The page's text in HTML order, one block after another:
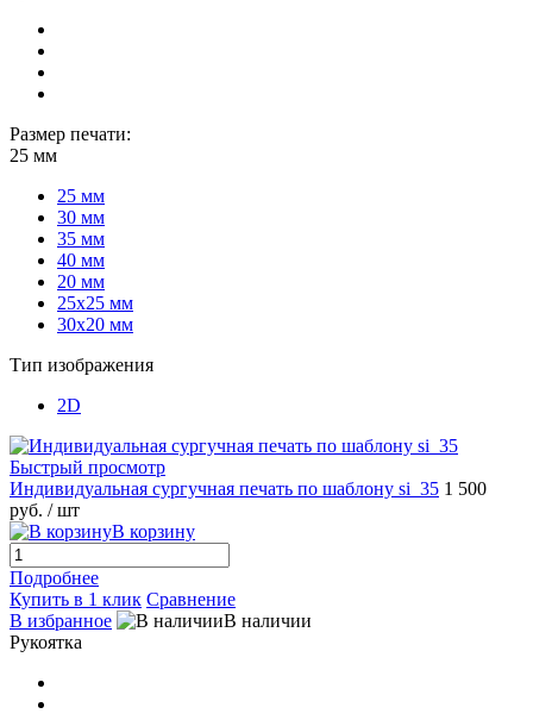
Размер печати:
25 мм
25 мм
30 мм
35 мм
40 мм
20 мм
25х25 мм
30х20 мм
Тип изображения
2D
Быстрый просмотр
Индивидуальная сургучная печать по шаблону si_35 1 500
руб. / шт
В корзину
Подробнее
Купить в 1 клик Сравнение
В избранное
В наличии
Рукоятка